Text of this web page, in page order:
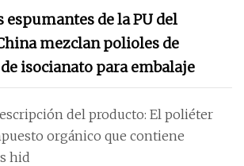
de la PU del
mezclan polioles de
isocianato para embalaje
del producto: El poliéter
orgánico que contiene
hid